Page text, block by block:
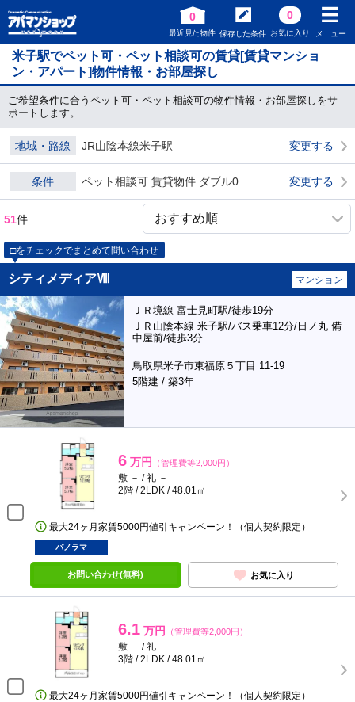
0
最近見た物件 保存した条件
0
お気に入り メニュー
米子駅でペット可・ペット相談可の賃貸[賃貸マンショ
ン・アパート]物件情報・お部屋探し
ご希望条件に合うペット可・ペット相談可の物件情報・お部屋探しをサ
ポートします。
地域・路線 JR山陰本線米子駅 変更する
条件 ペット相談可 賃貸物件 ダブル0 変更する
51件
□をチェックでまとめて問い合わせ
シティメディアⅧ マンション
ＪＲ境線 富士見町駅/徒歩19分
ＪＲ山陰本線 米子駅/バス乗車12分/日ノ丸 備
中屋前/徒歩3分
鳥取県米子市東福原５丁目 11-19
5階建 / 築3年
6 万円 （管理費等2,000円）
敷 － / 礼 －
2階 / 2LDK / 48.01㎡
最大24ヶ月家賃5000円値引キャンペーン！（個人契約限定）
パノラマ
お問い合わせ(無料) お気に入り
6.1 万円 （管理費等2,000円）
敷 － / 礼 －
3階 / 2LDK / 48.01㎡
最大24ヶ月家賃5000円値引キャンペーン！（個人契約限定）